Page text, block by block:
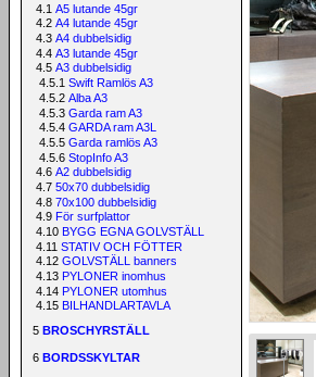
4.1 A5 lutande 45gr
4.2 A4 lutande 45gr
4.3 A4 dubbelsidig
4.4 A3 lutande 45gr
4.5 A3 dubbelsidig
4.5.1 Swift Ramlös A3
4.5.2 Alba A3
4.5.3 Garda ram A3
4.5.4 GARDA ram A3L
4.5.5 Garda ramlös A3
4.5.6 StopInfo A3
4.6 A2 dubbelsidig
4.7 50x70 dubbelsidig
4.8 70x100 dubbelsidig
4.9 För surfplattor
4.10 BYGG EGNA GOLVSTÄLL
4.11 STATIV OCH FÖTTER
4.12 GOLVSTÄLL banners
4.13 PYLONER inomhus
4.14 PYLONER utomhus
4.15 BILHANDLARTAVLA
5 BROSCHYRSTÄLL
6 BORDSSKYLTAR